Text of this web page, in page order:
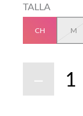
TALLA
CH M
－